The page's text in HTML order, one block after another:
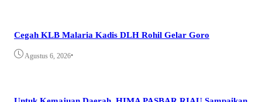
Cegah KLB Malaria Kadis DLH Rohil Gelar Goro
Agustus 6, 2026•